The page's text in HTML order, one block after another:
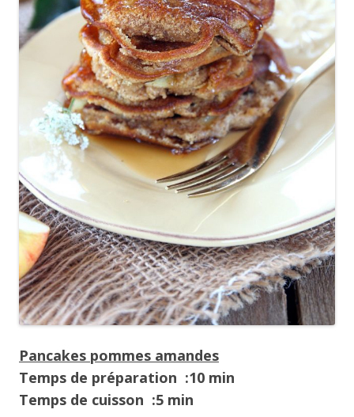
Pancakes pommes amandes
Temps de préparation :10 min
Temps de cuisson :5 min